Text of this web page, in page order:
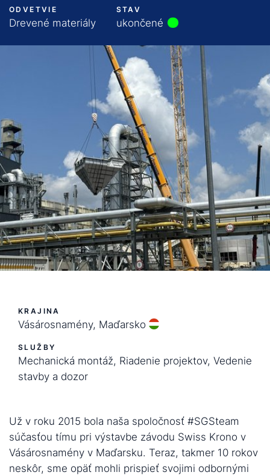
ODVETVIE
Drevené materiály
STAV
ukončené
KRAJINA
Vásárosnamény, Maďarsko
SLUŽBY
Mechanická montáž, Riadenie projektov, Vedenie
stavby a dozor
Už v roku 2015 bola naša spoločnosť #SGSteam
súčasťou tímu pri výstavbe závodu Swiss Krono v
Vásárosnamény v Maďarsku. Teraz, takmer 10 rokov
neskôr, sme opäť mohli prispieť svojimi odbornými